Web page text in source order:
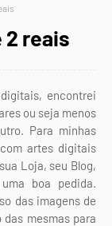
2 reais
encontrei
ou seja menos
Para minhas
artes digitais
Loja, seu Blog,
boa pedida.
das imagens de
mesmas para